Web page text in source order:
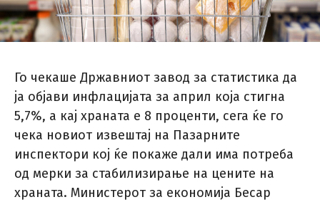
Го чекаше Државниот завод за статистика да
ја објави инфлацијата за април која стигна
5,7%, а кај храната е 8 проценти, сега ќе го
чека новиот извештај на Пазарните
инспектори кој ќе покаже дали има потреба
од мерки за стабилизирање на цените на
храната. Министерот за економија Бесар